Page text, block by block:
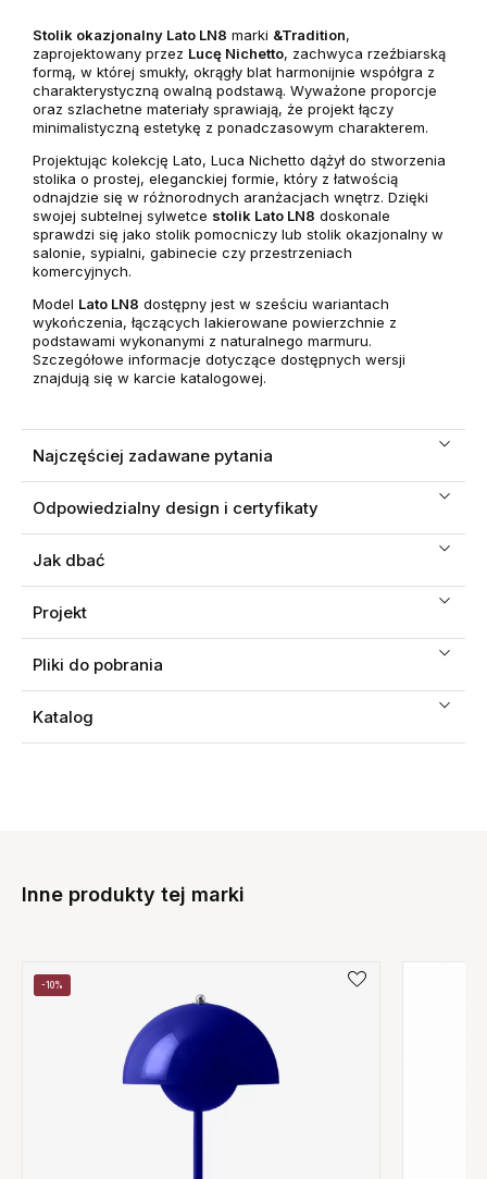
Stolik okazjonalny Lato LN8 marki &Tradition,
zaprojektowany przez Lucę Nichetto, zachwyca rzeźbiarską
formą, w której smukły, okrągły blat harmonijnie współgra z
charakterystyczną owalną podstawą. Wyważone proporcje
oraz szlachetne materiały sprawiają, że projekt łączy
minimalistyczną estetykę z ponadczasowym charakterem.
Projektując kolekcję Lato, Luca Nichetto dążył do stworzenia
stolika o prostej, eleganckiej formie, który z łatwością
odnajdzie się w różnorodnych aranżacjach wnętrz. Dzięki
swojej subtelnej sylwetce stolik Lato LN8 doskonale
sprawdzi się jako stolik pomocniczy lub stolik okazjonalny w
salonie, sypialni, gabinecie czy przestrzeniach
komercyjnych.
Model Lato LN8 dostępny jest w sześciu wariantach
wykończenia, łączących lakierowane powierzchnie z
podstawami wykonanymi z naturalnego marmuru.
Szczegółowe informacje dotyczące dostępnych wersji
znajdują się w karcie katalogowej.
Najczęściej zadawane pytania
Odpowiedzialny design i certyfikaty
Jak dbać
Projekt
Pliki do pobrania
Katalog
Inne produkty tej marki
-10%